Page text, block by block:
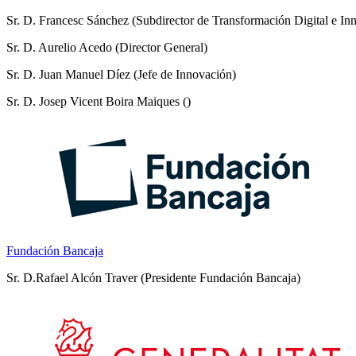
Sr. D. Francesc Sánchez (Subdirector de Transformación Digital e
Sr. D. Aurelio Acedo (Director General)
Sr. D. Juan Manuel Díez (Jefe de Innovación)
Sr. D. Josep Vicent Boira Maiques ()
Fundación Bancaja
Sr. D.Rafael Alcón Traver (Presidente Fundación Bancaja)